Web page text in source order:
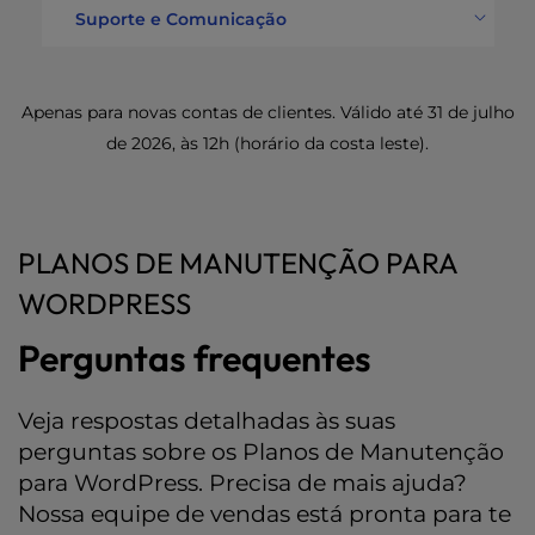
Relatório de desempenho do
Suporte e Comunicação
Apenas para novas contas de clientes. Válido até 31 de julho
de 2026, às 12h (horário da costa leste).
PLANOS DE MANUTENÇÃO PARA
WORDPRESS
Perguntas frequentes
Veja respostas detalhadas às suas
perguntas sobre os Planos de Manutenção
para WordPress. Precisa de mais ajuda?
Nossa equipe de vendas está pronta para te